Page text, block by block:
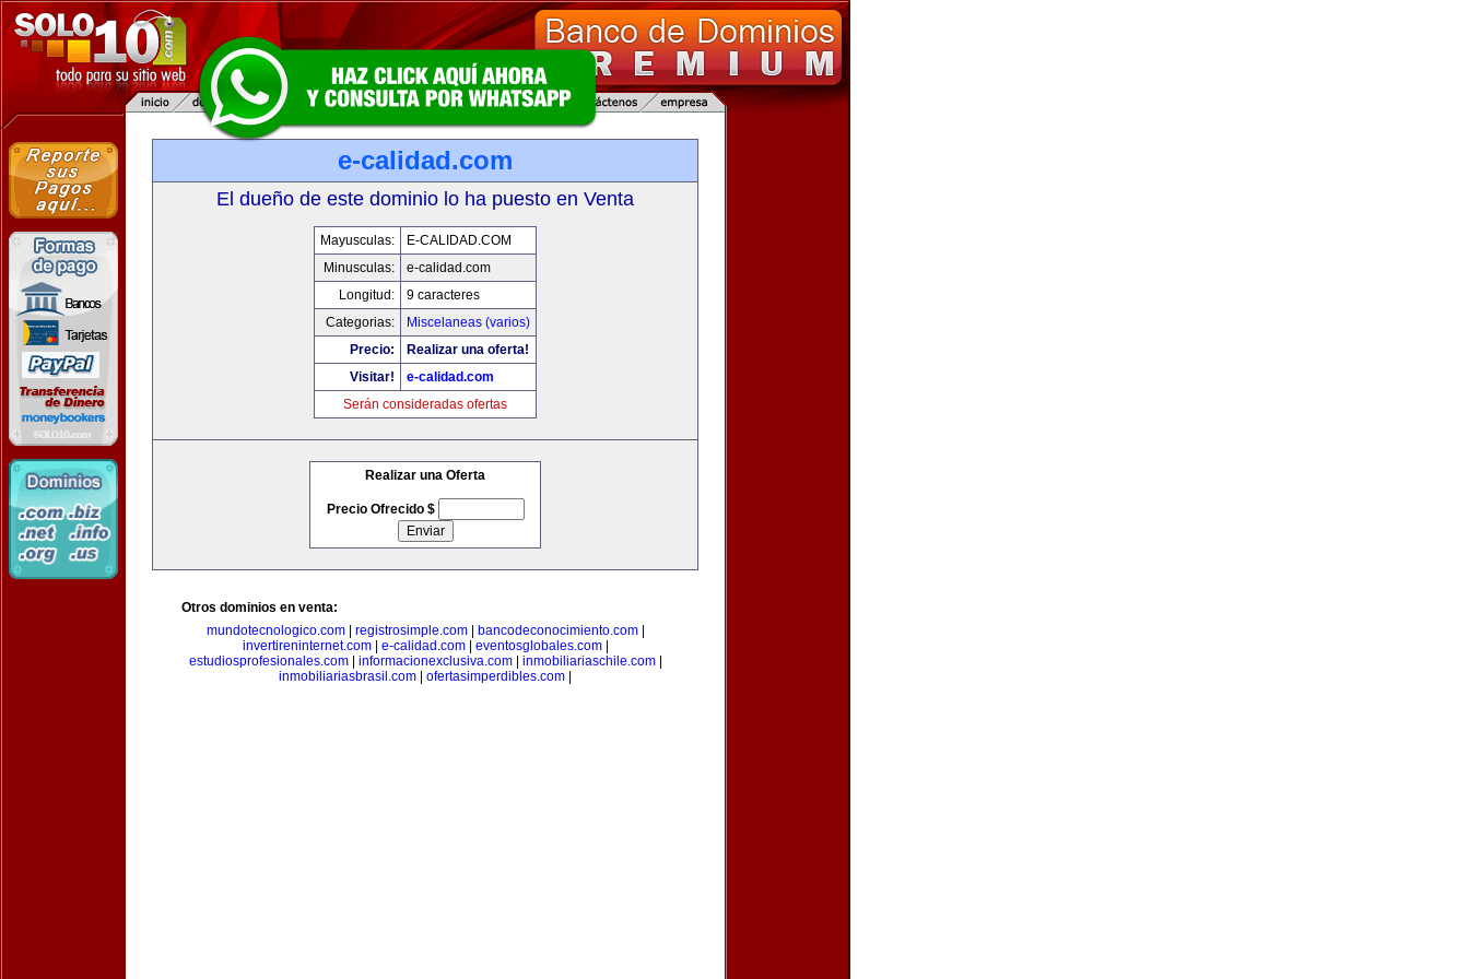
e-calidad.com
El dueño de este dominio lo ha puesto en Venta
Mayusculas:
E-CALIDAD.COM
Minusculas:
e-calidad.com
Longitud:
9 caracteres
Categorias:
Miscelaneas (varios)
Precio:
Realizar una oferta!
Visitar!
e-calidad.com
Serán consideradas ofertas
Realizar una Oferta
Precio Ofrecido $
Otros dominios en venta:
mundotecnologico.com| registrosimple.com| bancodeconocimiento.com|
invertireninternet.com| e-calidad.com| eventosglobales.com|
estudiosprofesionales.com| informacionexclusiva.com| inmobiliariaschile.com|
inmobiliariasbrasil.com
ofertasimperdibles.com